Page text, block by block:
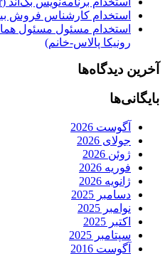
استخدام کارشناس فروش
استخدام مسئول مسئول
رونیکا پالاس-خانم)
آخرین دیدگاه‌ها
بایگانی‌ها
آگوست 2026
جولای 2026
ژوئن 2026
فوریه 2026
ژانویه 2026
دسامبر 2025
نوامبر 2025
اکتبر 2025
سپتامبر 2025
آگوست 2016